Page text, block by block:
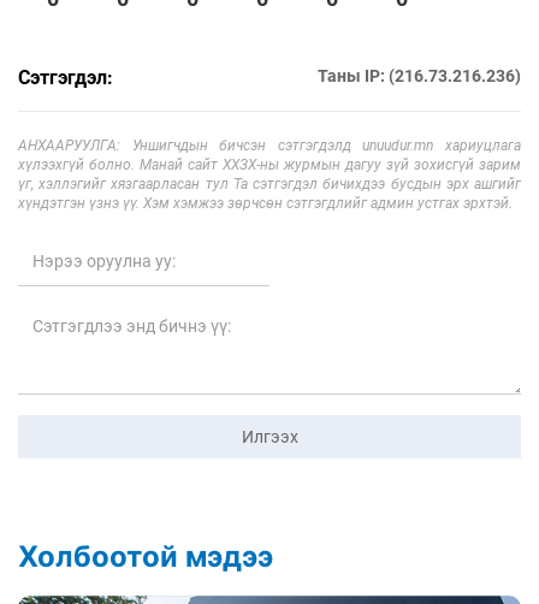
Сэтгэгдэл: Таны IP: (216.73.216.236)
АНХААРУУЛГА: Уншигчдын бичсэн сэтгэгдэлд unuudur.mn хариуцлага
хүлээхгүй болно. Манай сайт ХХЗХ-ны журмын дагуу зүй зохисгүй зарим
үг, хэллэгийг хязгаарласан тул Та сэтгэгдэл бичихдээ бусдын эрх ашгийг
хүндэтгэн үзнэ үү. Хэм хэмжээ зөрчсөн сэтгэгдлийг админ устгах эрхтэй.
Илгээх
Холбоотой мэдээ